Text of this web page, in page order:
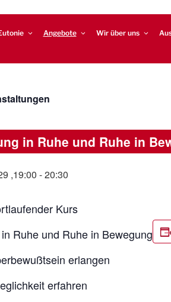
Angebote Wir über uns
in Ruhe und Ruhe in
,19:00 -20:30
Kurs
Ruhe und Ruhe in Bewegung
erlangen
erfahren